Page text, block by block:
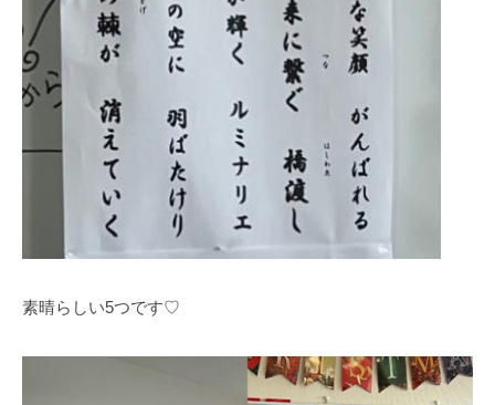
素晴らしい5つです♡